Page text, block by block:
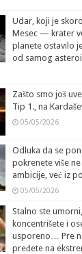
Udar, koji je
Mesec — krater
planete ostavilo
od samog
Zašto smo još
Tip 1., na
05/05/2026
Odluka da se
pokrenete više
ambicije, već iz
05/05/2026
Stalno ste
koncentrišete i
usporeno… Pre
pređete na